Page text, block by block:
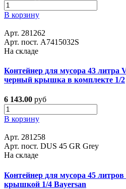
В корзину
Арт. 281262
Арт. пост. A7415032S
На складе
Контейнер для мусора 43 литра
черный крышка в комплекте 1/2
6 143.00 руб
В корзину
Арт. 281258
Арт. пост. DUS 45 GR Grey
На складе
Контейнер для мусора 45
крышкой 1/4 Bayersan